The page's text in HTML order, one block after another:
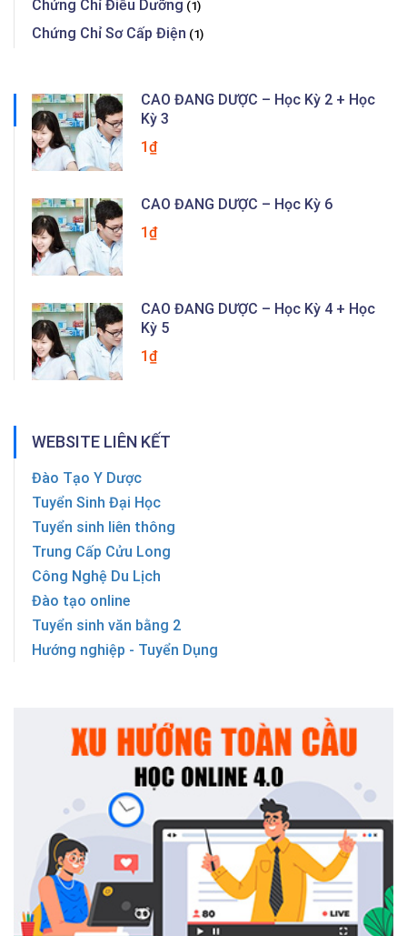
Chứng Chỉ Điều Dưỡng (1)
Chứng Chỉ Sơ Cấp Điện (1)
CAO ĐẲNG DƯỢC – Học Kỳ 2 + Học
Kỳ 3
1₫
CAO ĐẲNG DƯỢC – Học Kỳ 6
1₫
CAO ĐẲNG DƯỢC – Học Kỳ 4 + Học
Kỳ 5
1₫
WEBSITE LIÊN KẾT
Đào Tạo Y Dược
Tuyển Sinh Đại Học
Tuyển sinh liên thông
Trung Cấp Cửu Long
Công Nghệ Du Lịch
Đào tạo online
Tuyển sinh văn bằng 2
Hướng nghiệp - Tuyển Dụng